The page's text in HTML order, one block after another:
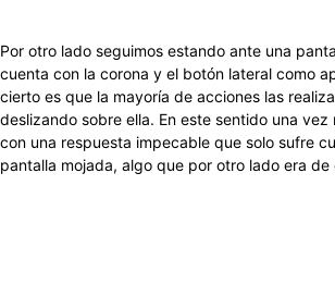
Por otro lado seguimos estando ante una
cuenta con la corona y el botón lateral como
cierto es que la mayoría de acciones las
deslizando sobre ella. En este sentido una vez
con una respuesta impecable que solo sufre
pantalla mojada, algo que por otro lado era de